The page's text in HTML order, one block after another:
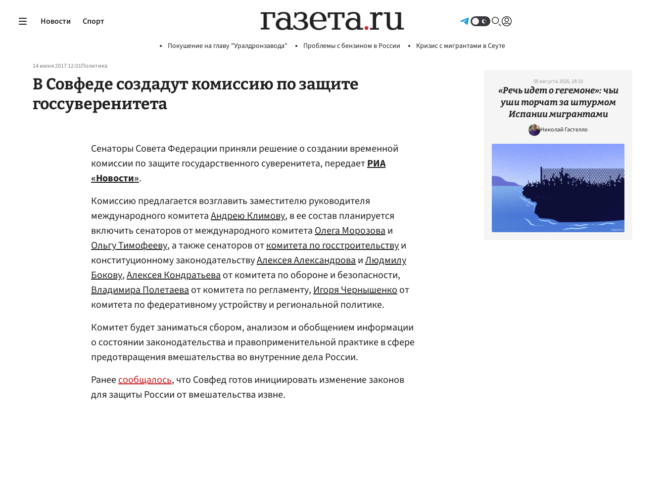
Новости Спорт
Покушение на главу "Уралдронзавода" Проблемы с бензином в России Кризис с мигрантами в Сеуте
14 июня 2017 12:01Политика
В Совфеде создадут комиссию по защите
госсуверенитета
Сенаторы Совета Федерации приняли решение о создании временной
комиссии по защите государственного суверенитета, передаетРИА
«Новости».
Комиссию предлагается возглавить заместителю руководителя
международного комитетаАндрею Климову, в ее состав планируется
включить сенаторов от международного комитетаОлега Морозоваи
Ольгу Тимофееву, а также сенаторов откомитета по госстроительствуи
конституционному законодательствуАлексея АлександроваиЛюдмилу
Бокову,Алексея Кондратьеваот комитета по обороне и безопасности,
Владимира Полетаеваот комитета по регламенту,Игоря Чернышенкоот
комитета по федеративному устройству и региональной политике.
Комитет будет заниматься сбором, анализом и обобщением информации
о состоянии законодательства и правоприменительной практике в сфере
предотвращения вмешательства во внутренние дела России.
Ранеесообщалось, что Совфед готов инициировать изменение законов
для защиты России от вмешательства извне.
05 августа 2026, 18:10
«Речь идет о гегемоне»: чьи
уши торчат за штурмом
Испании мигрантами
Николай Гастелло